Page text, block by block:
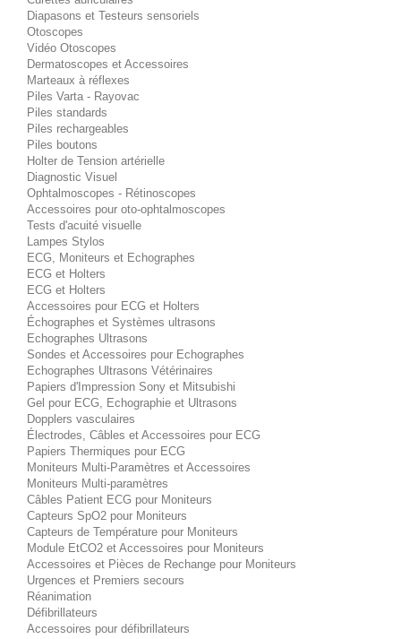
Diapasons et Testeurs sensoriels
Otoscopes
Vidéo Otoscopes
Dermatoscopes et Accessoires
Marteaux à réflexes
Piles Varta - Rayovac
Piles standards
Piles rechargeables
Piles boutons
Holter de Tension artérielle
Diagnostic Visuel
Ophtalmoscopes - Rétinoscopes
Accessoires pour oto-ophtalmoscopes
Tests d'acuité visuelle
Lampes Stylos
ECG, Moniteurs et Echographes
ECG et Holters
ECG et Holters
Accessoires pour ECG et Holters
Échographes et Systèmes ultrasons
Echographes Ultrasons
Sondes et Accessoires pour Echographes
Echographes Ultrasons Vétérinaires
Papiers d'Impression Sony et Mitsubishi
Gel pour ECG, Echographie et Ultrasons
Dopplers vasculaires
Électrodes, Câbles et Accessoires pour ECG
Papiers Thermiques pour ECG
Moniteurs Multi-Paramètres et Accessoires
Moniteurs Multi-paramètres
Câbles Patient ECG pour Moniteurs
Capteurs SpO2 pour Moniteurs
Capteurs de Température pour Moniteurs
Module EtCO2 et Accessoires pour Moniteurs
Accessoires et Pièces de Rechange pour Moniteurs
Urgences et Premiers secours
Réanimation
Défibrillateurs
Accessoires pour défibrillateurs